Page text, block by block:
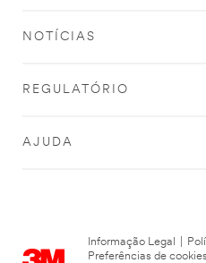
NOTÍCIAS
REGULATÓRIO
AJUDA
Informação Legal
Preferências de cookies